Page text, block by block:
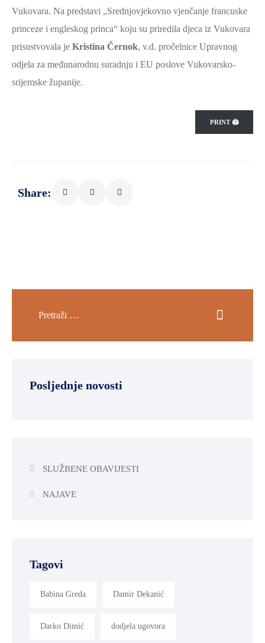
Vukovara. Na predstavi „Srednjovjekovno vjenčanje francuske
princeze i engleskog princa“ koju su priredila djeca iz Vukovara
prisustvovala je Kristina Černok, v.d. pročelnice Upravnog
odjela za međunarodnu suradnju i EU poslove Vukovarsko-
srijemske županije.
PRINT 🖨
Share:
Posljednje novosti
SLUŽBENE OBAVIJESTI
NAJAVE
Tagovi
Babina Greda Damir Dekanić
Darko Dimić dodjela ugovora